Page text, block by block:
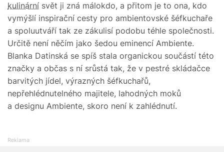
kulinární svět ji zná málokdo, a přitom je to ona, kdo
vymýšlí inspirační cesty pro ambientovské šéfkuchaře
a spoluutváří tak ze zákulisí podobu téhle společnosti.
Určitě není něčím jako šedou eminencí Ambiente.
Blanka Datinská se spíš stala organickou součástí této
značky a občas s ní srůstá tak, že v pestré skládačce
barvitých jídel, výrazných šéfkuchařů,
nepřehlédnutelného majitele, lahodných moků
a designu Ambiente, skoro není k zahlédnutí.